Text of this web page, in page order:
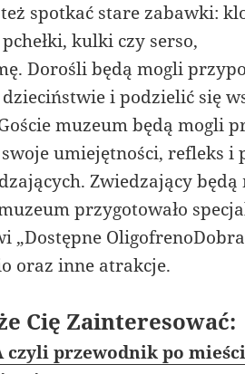
spotkać stare zabawki:
kulki czy serso,
Dorośli będą mogli
i podzielić się
muzeum będą mogli
umiejętności, refleks i
Zwiedzający
przygotowało
„Dostępne
oraz inne atrakcje.
Cię Zainteresować:
czyli przewodnik po